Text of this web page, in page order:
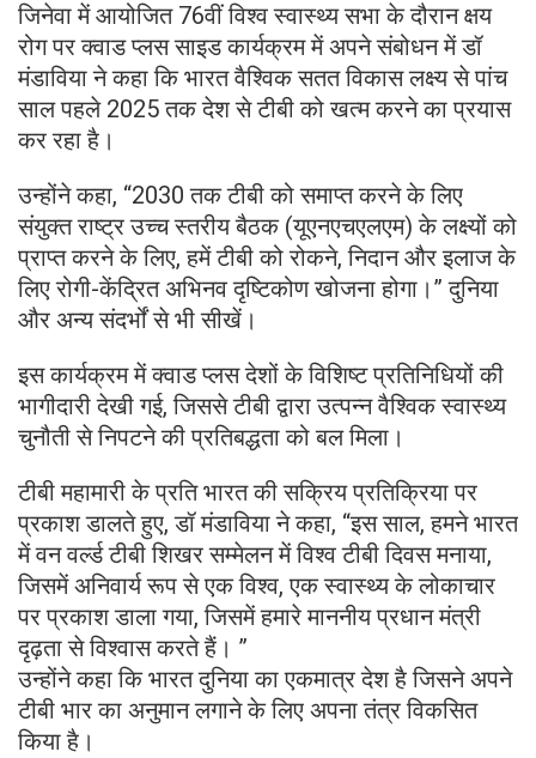
जिनेवा में आयोजित 76वीं विश्व स्वास्थ्य सभा के दौरान क्षय
रोग पर क्वाड प्लस साइड कार्यक्रम में अपने संबोधन में डॉ
मंडाविया ने कहा कि भारत वैश्विक सतत विकास लक्ष्य से पांच
साल पहले 2025 तक देश से टीबी को खत्म करने का प्रयास
कर रहा है।
उन्होंने कहा, “2030 तक टीबी को समाप्त करने के लिए
संयुक्त राष्ट्र उच्च स्तरीय बैठक (यूएनएचएलएम) के लक्ष्यों को
प्राप्त करने के लिए, हमें टीबी को रोकने, निदान और इलाज के
लिए रोगी-केंद्रित अभिनव दृष्टिकोण खोजना होगा।” दुनिया
और अन्य संदर्भों से भी सीखें।
इस कार्यक्रम में क्वाड प्लस देशों के विशिष्ट प्रतिनिधियों की
भागीदारी देखी गई, जिससे टीबी द्वारा उत्पन्न वैश्विक स्वास्थ्य
चुनौती से निपटने की प्रतिबद्धता को बल मिला।
टीबी महामारी के प्रति भारत की सक्रिय प्रतिक्रिया पर
प्रकाश डालते हुए, डॉ मंडाविया ने कहा, “इस साल, हमने भारत
में वन वर्ल्ड टीबी शिखर सम्मेलन में विश्व टीबी दिवस मनाया,
जिसमें अनिवार्य रूप से एक विश्व, एक स्वास्थ्य के लोकाचार
पर प्रकाश डाला गया, जिसमें हमारे माननीय प्रधान मंत्री
दृढ़ता से विश्वास करते हैं। ”
उन्होंने कहा कि भारत दुनिया का एकमात्र देश है जिसने अपने
टीबी भार का अनुमान लगाने के लिए अपना तंत्र विकसित
किया है।